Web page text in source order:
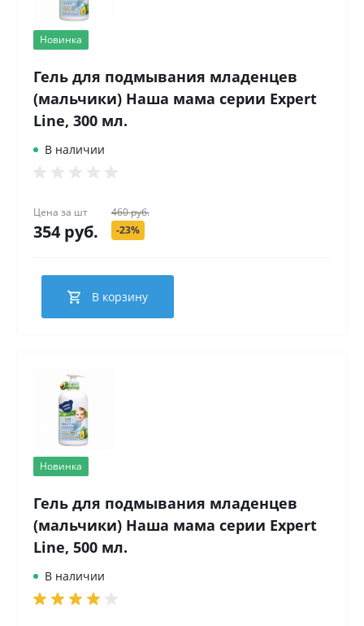
Новинка
Гель для подмывания младенцев
(мальчики) Наша мама серии Expert
Line, 300 мл.
В наличии
Цена за шт
354 руб.
460 руб.
-23%
В корзину
Новинка
Гель для подмывания младенцев
(мальчики) Наша мама серии Expert
Line, 500 мл.
В наличии